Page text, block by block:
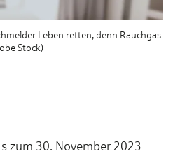
Leben retten, denn Rauchgas
Stock)
zum 30. November 2023